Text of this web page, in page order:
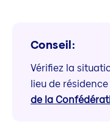
Conseil:
Vérifiez la
lieu de résidence
de la